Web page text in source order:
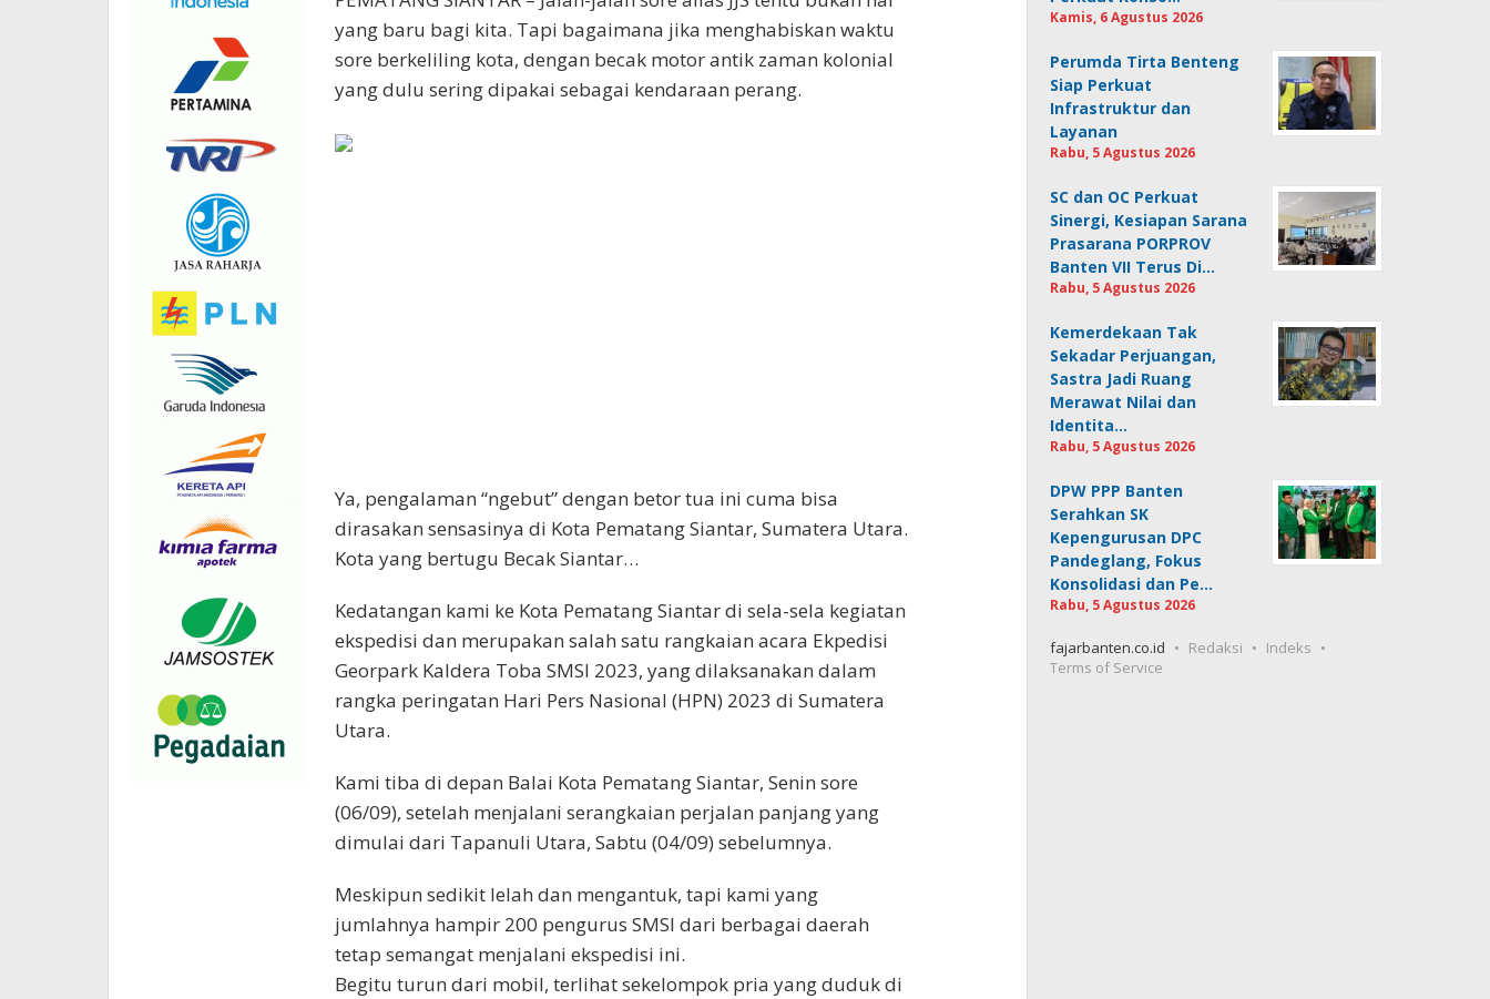
yang baru bagi kita. Tapi bagaimana jika menghabiskan waktu
sore berkeliling kota, dengan becak motor antik zaman kolonial
yang dulu sering dipakai sebagai kendaraan perang.
Ya, pengalaman “ngebut” dengan betor tua ini cuma bisa
dirasakan sensasinya di Kota Pematang Siantar, Sumatera Utara.
Kota yang bertugu Becak Siantar…
Kedatangan kami ke Kota Pematang Siantar di sela-sela kegiatan
ekspedisi dan merupakan salah satu rangkaian acara Ekpedisi
Georpark Kaldera Toba SMSI 2023, yang dilaksanakan dalam
rangka peringatan Hari Pers Nasional (HPN) 2023 di Sumatera
Utara.
Kami tiba di depan Balai Kota Pematang Siantar, Senin sore
(06/09), setelah menjalani serangkaian perjalan panjang yang
dimulai dari Tapanuli Utara, Sabtu (04/09) sebelumnya.
Meskipun sedikit lelah dan mengantuk, tapi kami yang
jumlahnya hampir 200 pengurus SMSI dari berbagai daerah
tetap semangat menjalani ekspedisi ini.
Begitu turun dari mobil, terlihat sekelompok pria yang duduk di
Kamis, 6 Agustus 2026
Perumda Tirta Benteng
Siap Perkuat
Infrastruktur dan
Layanan
Rabu, 5 Agustus 2026
SC dan OC Perkuat
Sinergi, Kesiapan Sarana
Prasarana PORPROV
Banten VII Terus Di…
Rabu, 5 Agustus 2026
Kemerdekaan Tak
Sekadar Perjuangan,
Sastra Jadi Ruang
Merawat Nilai dan
Identita…
Rabu, 5 Agustus 2026
DPW PPP Banten
Serahkan SK
Kepengurusan DPC
Pandeglang, Fokus
Konsolidasi dan Pe…
Rabu, 5 Agustus 2026
fajarbanten.co.id Redaksi
Indeks
Terms of Service